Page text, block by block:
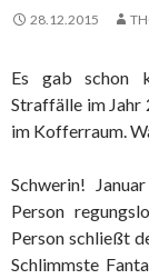
28.12.2015
Es gab schon
Straffälle im Jahr
im Kofferraum.
Schwerin!
Person
Person schließt
Schlimmste